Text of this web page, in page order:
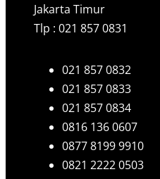
Jakarta Timur
Tlp : 021 857 0831
021 857 0832
021 857 0833
021 857 0834
0816 136 0607
0877 8199 9910
0821 2222 0503